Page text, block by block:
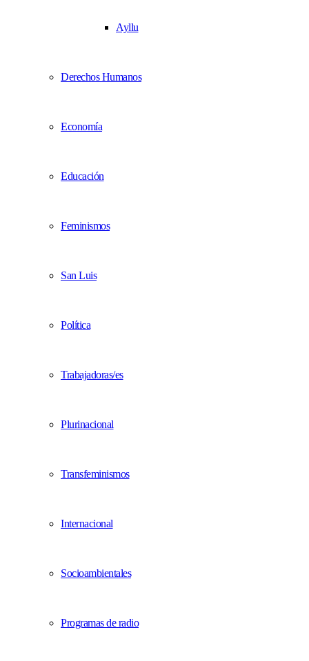
Ayllu
Derechos Humanos
Economía
Educación
Feminismos
San Luis
Política
Trabajadoras/es
Plurinacional
Transfeminismos
Internacional
Socioambientales
Programas de radio